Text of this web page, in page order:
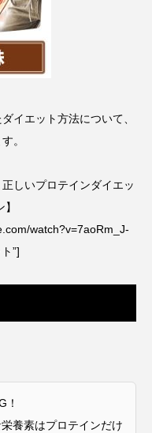
イエット方法について、
。
しいプロテインダイエッ
watch?v=7aoRm_J-
”]
！
養素はプロテインだけ